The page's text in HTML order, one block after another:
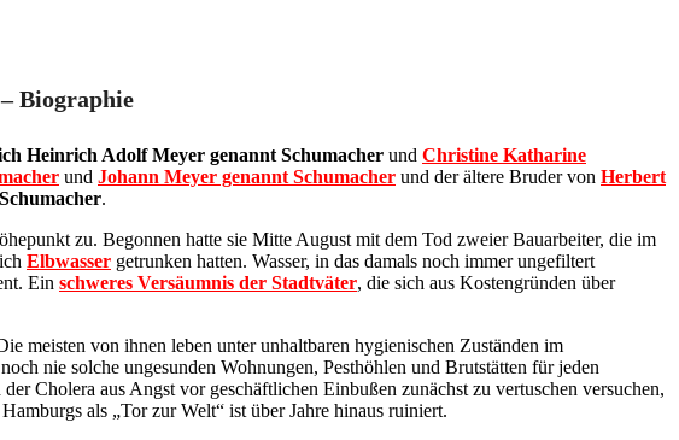
Biographie
Heinrich Adolf Meyer genannt Schumacher und Christine Katharine
und Johann Meyer genannt Schumacher und der ältere Bruder von Herbert
.
zu. Begonnen hatte sie Mitte August mit dem Tod zweier Bauarbeiter, die im
Elbwasser getrunken hatten. Wasser, in das damals noch immer ungefiltert
Ein schweres Versäumnis der Stadtväter, die sich aus Kostengründen über
meisten von ihnen leben unter unhaltbaren hygienischen Zuständen im
nie solche ungesunden Wohnungen, Pesthöhlen und Brutstätten für jeden
Cholera aus Angst vor geschäftlichen Einbußen zunächst zu vertuschen versuchen,
als „Tor zur Welt“ ist über Jahre hinaus ruiniert.